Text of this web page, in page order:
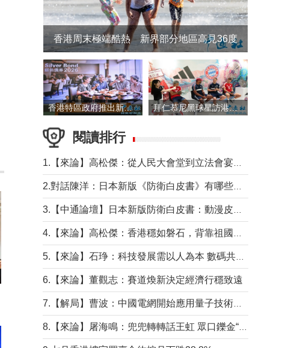
香港周末極端酷熱 新界部分地區高見36度
香港特區政府推出新一批銀色債券 每手1萬元保底息4.25厘 拜仁慕尼黑球星訪港 與球迷近距離互動
閱讀排行
6.【來論】董觀志：賽道煥新決定經濟行穩致遠